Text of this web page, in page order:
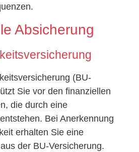
Absicherung
(BU-
Sie vor den finanziellen
die durch eine
Bei Anerkennung
erhalten Sie eine
der BU-Versicherung.